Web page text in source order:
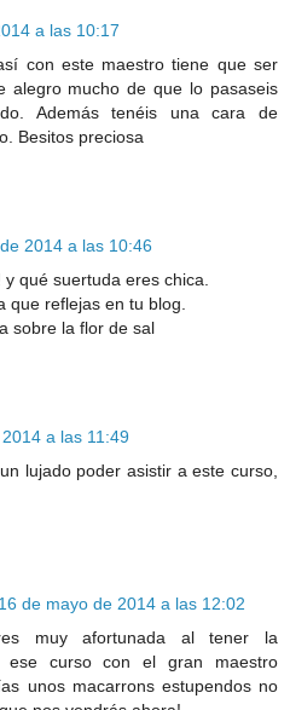
a las 10:17
con este maestro tiene que ser
alegro mucho de que lo pasaseis
Además tenéis una cara de
Besitos preciosa
2014 a las 10:46
qué suertuda eres chica.
que reflejas en tu blog.
sobre la flor de sal
a las 11:49
lujado poder asistir a este curso,
16 de mayo de 2014 a las 12:02
muy afortunada al tener la
ese curso con el gran maestro
unos macarrons estupendos no